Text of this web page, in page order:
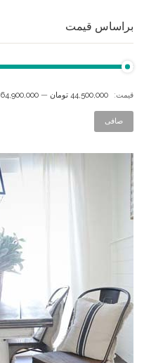
براساس قیمت
صافی
قيمت: 44,500,000 تومان — 64,900,000 تومان